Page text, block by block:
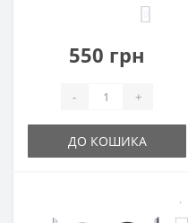
550 грн
- +
ДО КОШИКА